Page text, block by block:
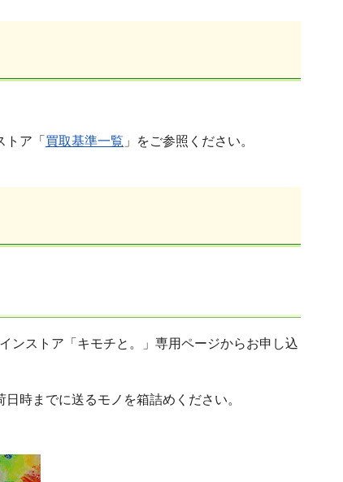
ア「 買取基準一覧 」をご参照ください。
ンストア「キモチと。」専用ページからお申し込
時までに送るモノを箱詰めください。